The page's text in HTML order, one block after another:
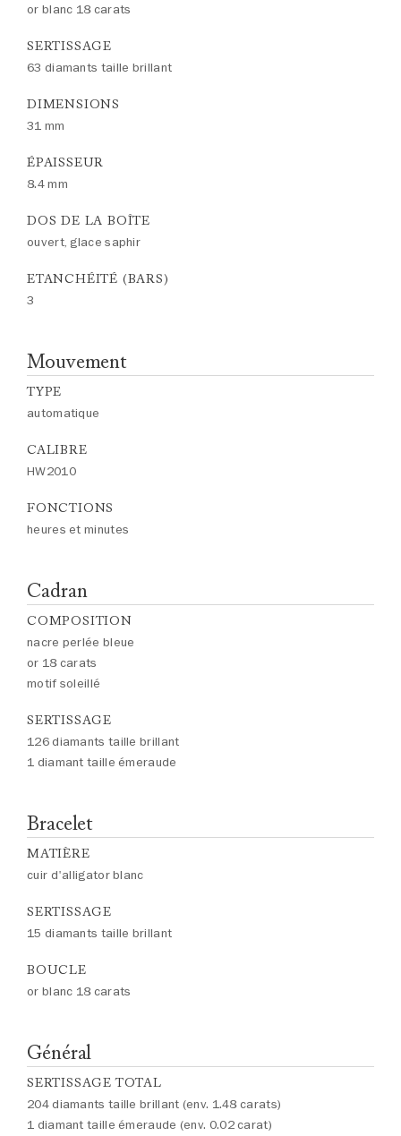
or blanc 18 carats
SERTISSAGE
63 diamants taille brillant
DIMENSIONS
31 mm
ÉPAISSEUR
8.4 mm
DOS DE LA BOÎTE
ouvert, glace saphir
ETANCHÉITÉ (BARS)
3
Mouvement
TYPE
automatique
CALIBRE
HW2010
FONCTIONS
heures et minutes
Cadran
COMPOSITION
nacre perlée bleue
or 18 carats
motif soleillé
SERTISSAGE
126 diamants taille brillant
1 diamant taille émeraude
Bracelet
MATIÈRE
cuir d'alligator blanc
SERTISSAGE
15 diamants taille brillant
BOUCLE
or blanc 18 carats
Général
SERTISSAGE TOTAL
204 diamants taille brillant (env. 1.48 carats)
1 diamant taille émeraude (env. 0.02 carat)